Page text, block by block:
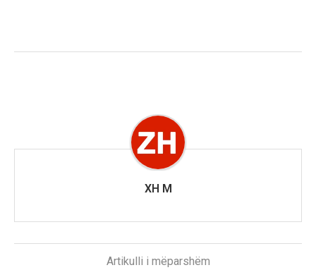
XH M
Artikulli i mëparshëm